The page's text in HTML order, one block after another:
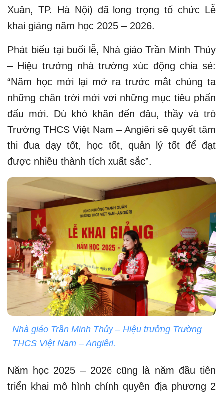
Xuân, TP. Hà Nội) đã long trọng tổ chức Lễ
khai giảng năm học 2025 – 2026.
Phát biểu tại buổi lễ, Nhà giáo Trần Minh Thủy
– Hiệu trưởng nhà trường xúc động chia sẻ:
“Năm học mới lại mở ra trước mắt chúng ta
những chân trời mới với những mục tiêu phấn
đấu mới. Dù khó khăn đến đâu, thầy và trò
Trường THCS Việt Nam – Angiêri sẽ quyết tâm
thi đua dạy tốt, học tốt, quản lý tốt để đạt
được nhiều thành tích xuất sắc”.
Nhà giáo Trần Minh Thủy – Hiệu trưởng Trường
THCS Việt Nam – Angiêri.
Năm học 2025 – 2026 cũng là năm đầu tiên
triển khai mô hình chính quyền địa phương 2